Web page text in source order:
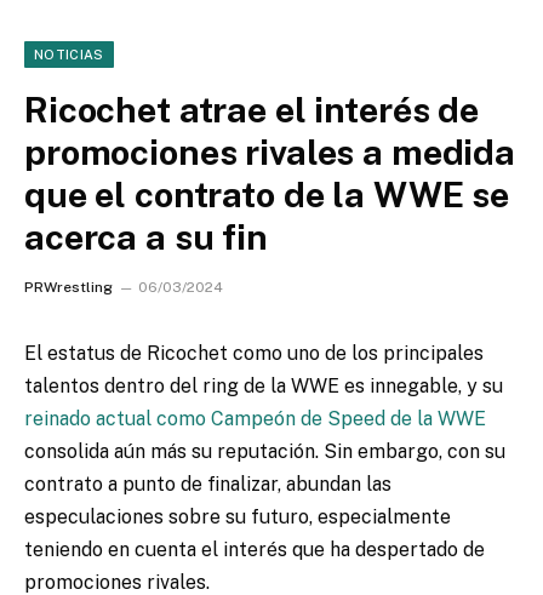
NOTICIAS
Ricochet atrae el interés de
promociones rivales a medida
que el contrato de la WWE se
acerca a su fin
PRWrestling 06/03/2024
El estatus de Ricochet como uno de los principales
talentos dentro del ring de la WWE es innegable, y su
reinado actual como Campeón de Speed de la WWE
consolida aún más su reputación. Sin embargo, con su
contrato a punto de finalizar, abundan las
especulaciones sobre su futuro, especialmente
teniendo en cuenta el interés que ha despertado de
promociones rivales.